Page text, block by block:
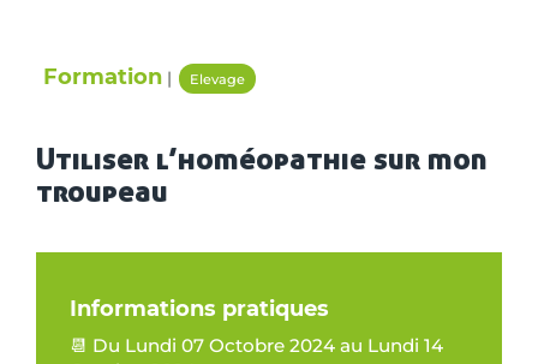
Formation | Elevage
Utiliser l’homéopathie sur mon
troupeau
Informations pratiques
📆 Du Lundi 07 Octobre 2024 au Lundi 14